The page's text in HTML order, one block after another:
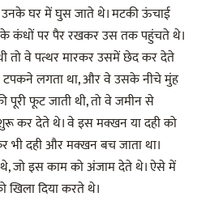
घर में घुस जाते थे। मटकी ऊंचाई
कंधों पर पैर रखकर उस तक पहुंचते थे।
तो वे पत्थर मारकर उसमें छेद कर देते
लगता था, और वे उसके नीचे मुंह
फूट जाती थी, तो वे जमीन से
कर देते थे। वे इस मक्खन या दही को
भी दही और मक्खन बच जाता था।
जो इस काम को अंजाम देते थे। ऐसे में
खिला दिया करते थे।